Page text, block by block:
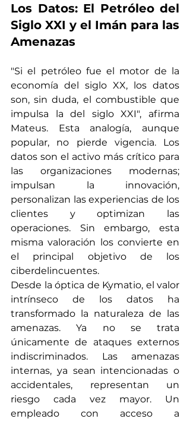
Los Datos: El Petróleo del
Siglo XXI y el Imán para las
Amenazas
"Si el petróleo fue el motor de la
economía del siglo XX, los datos
son, sin duda, el combustible que
impulsa la del siglo XXI", afirma
Mateus. Esta analogía, aunque
popular, no pierde vigencia. Los
datos son el activo más crítico para
las organizaciones modernas;
impulsan la innovación,
personalizan las experiencias de los
clientes y optimizan las
operaciones. Sin embargo, esta
misma valoración los convierte en
el principal objetivo de los
ciberdelincuentes.
Desde la óptica de Kymatio, el valor
intrínseco de los datos ha
transformado la naturaleza de las
amenazas. Ya no se trata
únicamente de ataques externos
indiscriminados. Las amenazas
internas, ya sean intencionadas o
accidentales, representan un
riesgo cada vez mayor. Un
empleado con acceso a